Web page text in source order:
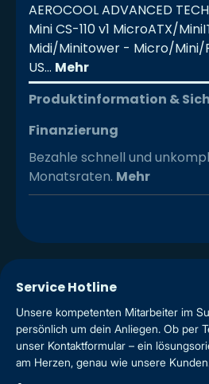
AEROCOOL ADVANCED
Mini CS-110 v1 MicroATX/
Midi/Minitower - Micro/Mini/
US… Mehr
Produktinformation &
Finanzierung
Bezahle schnell und
Monatsraten. Mehr
Service Hotline
Unsere kompetenten Mitarbeiter im
persönlich um dein Anliegen. Ob per
unser Kontaktformular – ein
am Herzen, genau wie unsere